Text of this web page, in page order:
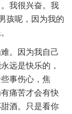
我很兴奋。我
孩呢，因为我的
。因为我自己
远是快乐的，
事伤心，焦
痛苦才会有快
酒。只是看你